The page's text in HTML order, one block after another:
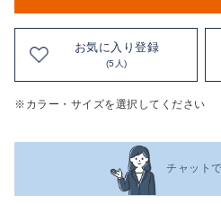
お気に入り登録
(5人)
※カラー・サイズを選択してください
チャット